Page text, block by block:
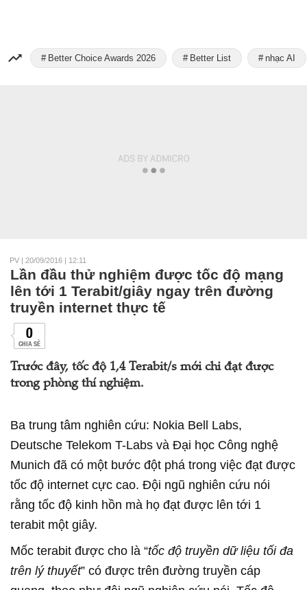
Better Choice Awards 2026 Better List nhạc AI
PV | 20/09/2016 | 12:11
Lần đầu thử nghiệm được tốc độ mạng
lên tới 1 Terabit/giây ngay trên đường
truyền internet thực tế
0
CHIA SẺ
Trước đây, tốc độ 1,4 Terabit/s mới chỉ đạt được
trong phòng thí nghiệm.
Ba trung tâm nghiên cứu: Nokia Bell Labs,
Deutsche Telekom T-Labs và Đại học Công nghệ
Munich đã có một bước đột phá trong việc đạt được
tốc độ internet cực cao. Đội ngũ nghiên cứu nói
rằng tốc độ kinh hồn mà họ đạt được lên tới 1
terabit một giây.
Mốc terabit được cho là “tốc độ truyền dữ liệu tối đa
trên lý thuyết” có được trên đường truyền cáp